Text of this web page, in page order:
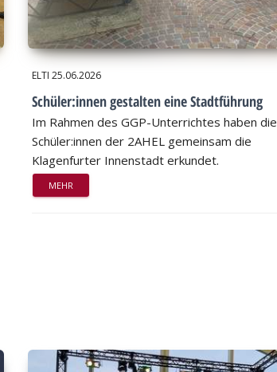
ELTI 25.06.2026
Schüler:innen gestalten eine Stadtführung
Im Rahmen des GGP-Unterrichtes haben die
Schüler:innen der 2AHEL gemeinsam die
Klagenfurter Innenstadt erkundet.
MEHR